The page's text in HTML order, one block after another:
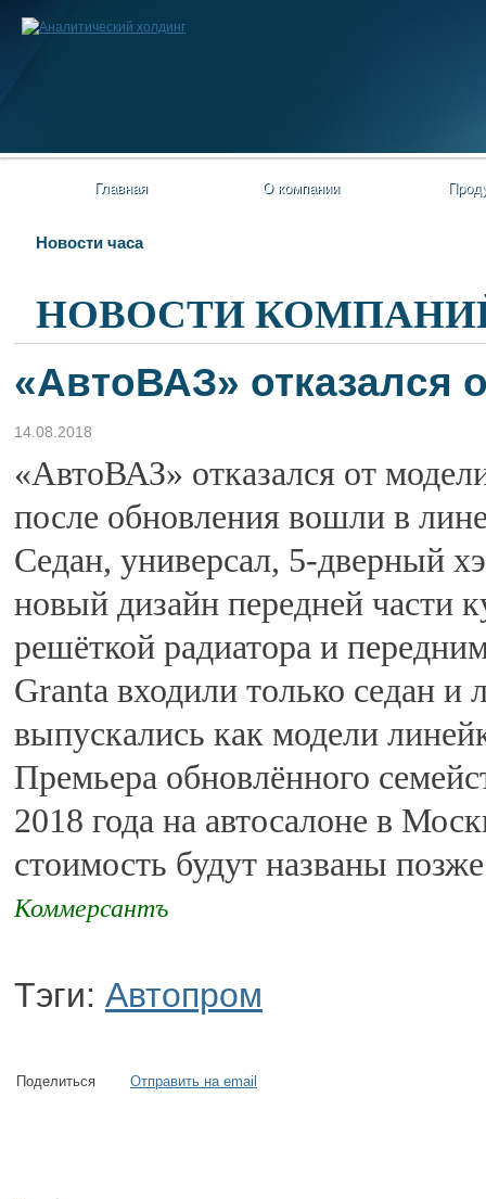
Главная О компании
Новости часа
НОВОСТИ
«АвтоВАЗ» отказался
14.08.2018
«АвтоВАЗ» отказался от
после обновления вошли в
Седан, универсал, 5-дверный
новый дизайн передней части
решёткой радиатора и
Granta входили только седан и
выпускались как модели
Премьера обновлённого
2018 года на автосалоне в
стоимость будут названы
Коммерсантъ
Тэги: Автопром
Поделиться Отправить на email